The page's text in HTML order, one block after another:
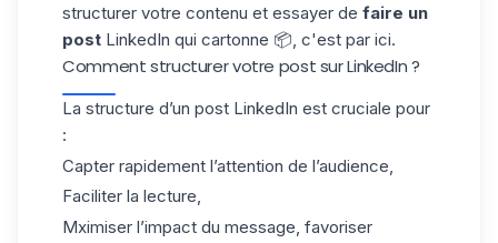
structurer votre contenu et essayer de faire un
post LinkedIn qui cartonne 📦, c'est par ici.
Comment structurer votre post sur LinkedIn ?
La structure d’un post LinkedIn est cruciale pour
:
Capter rapidement l’attention de l’audience,
Faciliter la lecture,
Mximiser l’impact du message, favoriser